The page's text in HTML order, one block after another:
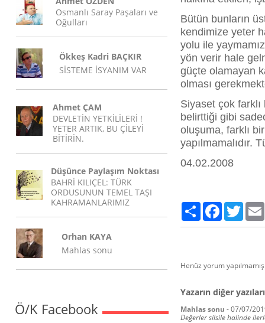
Osmanlı Saray Paşaları ve
Oğulları
Ökkeş Kadri BAÇKIR
SİSTEME İSYANIM VAR
Ahmet ÇAM
DEVLETİN YETKİLİLERİ !
YETER ARTIK, BU ÇİLEYİ
BİTİRİN.
Düşünce Paylaşım Noktası
BAHRİ KILIÇEL: TÜRK
ORDUSUNUN TEMEL TAŞI
KAHRAMANLARIMIZ
Orhan KAYA
Mahlas sonu
Ö/K Facebook
Bütün bunların
kendimize yeter
yolu ile
yön verir hale
güçte olamayan
olması
Siyaset çok
belirttiği gibi
oluşuma, farklı
yapılmamalıdır.
04.02.2008
Paylaş Facebook
Henüz yorum
Yazarın diğer yazıları
Mahlas sonu -07/07/
Değerler silsile halinde